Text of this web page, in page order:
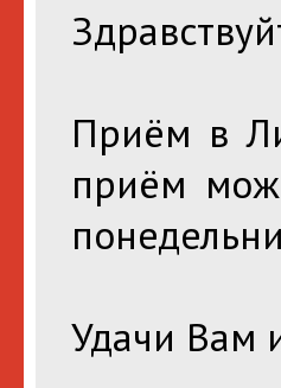
Приём в
приём
Удачи Вам